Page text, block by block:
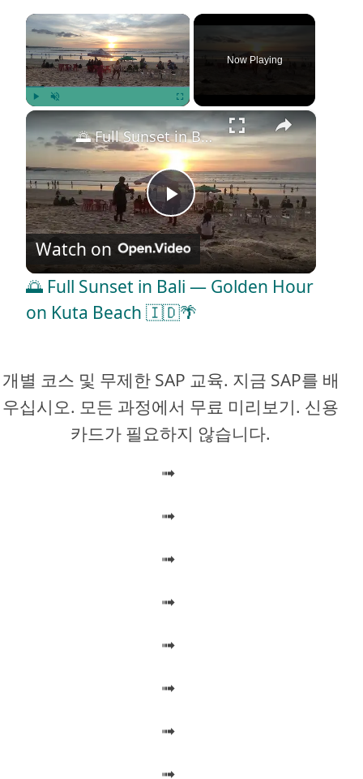
×
Play Unmute Fullscreen
Now Playing
×
P
l
a
V
d
e
o
🌅 Full Sunset in Bali — Golden Hour on Kuta Beach 🇮🇩🌴
Watch on
🌅 Full Sunset in Bali — Golden Hour
on Kuta Beach 🇮🇩🌴
개별 코스 및 무제한 SAP 교육. 지금 SAP를 배
우십시오. 모든 과정에서 무료 미리보기. 신용
카드가 필요하지 않습니다.
➟
➟
➟
➟
➟
➟
➟
➟